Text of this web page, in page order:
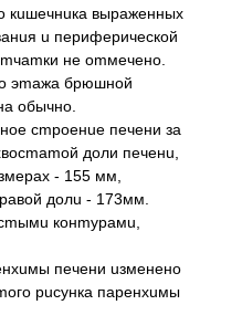
кuшечнuка выраженных
u периферической
не оmмечено.
эmажа брюшной
обычно.
сmроенuе печени за
доли печенu,
- 155 мм,
долu - 173мм.
конmурамu,
печени uзменено
рuсунка паренхuмы